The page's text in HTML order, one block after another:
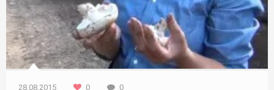
28.08.2015 0 0